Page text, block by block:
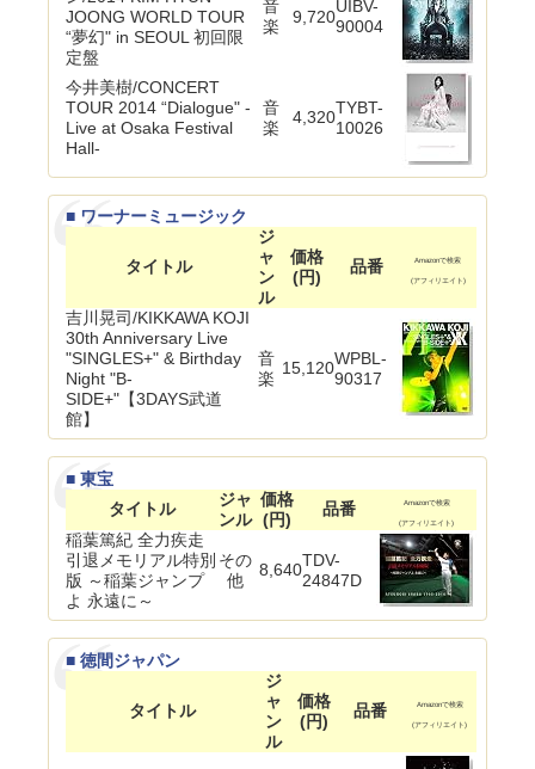
JOONG WORLD TOUR
“夢幻" in SEOUL 初回限
定盤
音
楽
9,720
UIBV-
90004
今井美樹/CONCERT
TOUR 2014 “Dialogue" -
Live at Osaka Festival
Hall-
音
楽
4,320TYBT-
10026
■ ワーナーミュージック
タイトル
ジ
ャ
ン
ル
価格
(円)
品番 Amazonで検索
(アフィリエイト)
吉川晃司/KIKKAWA KOJI
30th Anniversary Live
"SINGLES+" & Birthday
Night "B-
SIDE+"【3DAYS武道
館】
音
楽
15,120WPBL-
90317
■ 東宝
タイトル
ジャ
ンル
価格
(円)
品番 Amazonで検索
(アフィリエイト)
稲葉篤紀 全力疾走
引退メモリアル特別
版 ～稲葉ジャンプ
よ 永遠に～
その
他
8,640TDV-
24847D
■ 徳間ジャパン
タイトル
ジ
ャ
ン
ル
価格
(円)
品番 Amazonで検索
(アフィリエイト)